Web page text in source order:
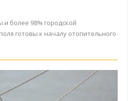
более 98% городской
готовы к началу отопительного